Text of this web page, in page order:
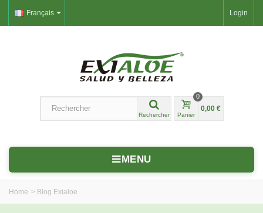
Login
Français
Rechercher Panier
0
0,00 €
MENU
Home > Blog Exialoe